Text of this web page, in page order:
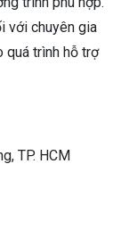
với chuyên gia
quá trình hỗ trợ
TP. HCM